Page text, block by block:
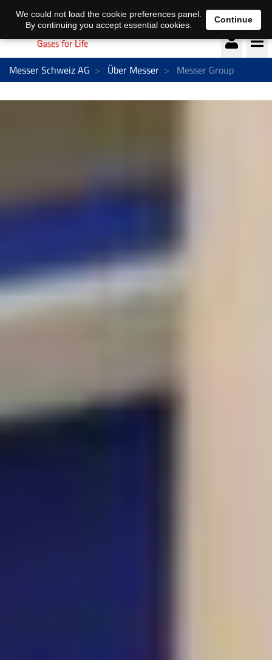
Deutsch français
Messer Schweiz AG Über Messer Messer Group
We could not load the cookie preferences panel.
By continuing you accept essential cookies.
Continue